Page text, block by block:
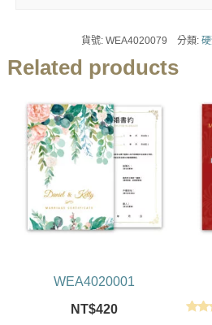
貨號:WEA4020079 分類:
Related products
WEA4020001
NT$420